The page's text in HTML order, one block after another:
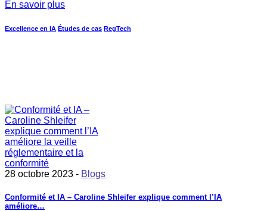
En savoir plus
Excellence en IA Études de cas RegTech
28 octobre 2023 - Blogs
Conformité et IA – Caroline Shleifer explique comment l’IA
améliore…